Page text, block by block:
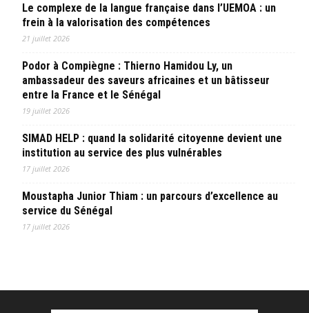
Le complexe de la langue française dans l’UEMOA : un
frein à la valorisation des compétences
21 juillet 2026
Podor à Compiègne : Thierno Hamidou Ly, un
ambassadeur des saveurs africaines et un bâtisseur
entre la France et le Sénégal
19 juillet 2026
SIMAD HELP : quand la solidarité citoyenne devient une
institution au service des plus vulnérables
17 juillet 2026
Moustapha Junior Thiam : un parcours d’excellence au
service du Sénégal
17 juillet 2026